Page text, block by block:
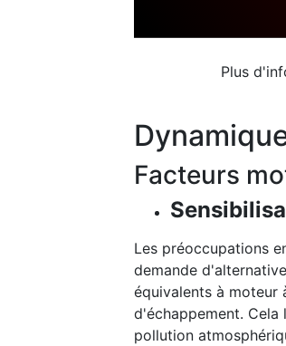
Plus
Facteurs
Les préoccupations
demande
équivalents à moteur
d'échappement.
pollution